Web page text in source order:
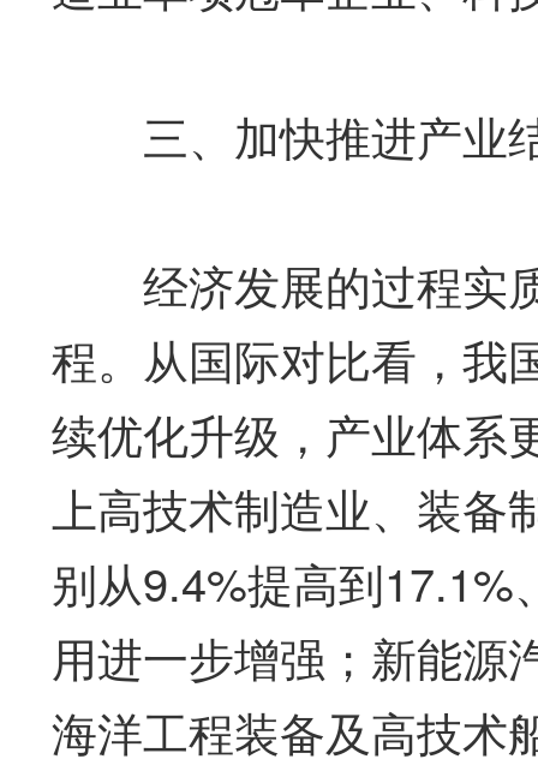
三、加快推进产业
经济发展的过程实
程。从国际对比看，我
续优化升级，产业体
上高技术制造业、装备
别从9.4%提高到
用进一步增强；新能源
海洋工程装备及高技术